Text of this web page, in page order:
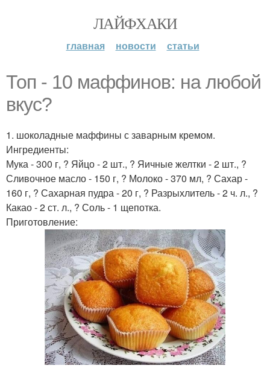
ЛАЙФХАКИ
главная новости статьи
Топ - 10 маффинов: на любой
вкус?
1. шоколадные маффины с заварным кремом.
Ингредиенты:
Мука - 300 г, ? Яйцо - 2 шт., ? Яичные желтки - 2 шт., ?
Сливочное масло - 150 г, ? Молоко - 370 мл, ? Сахар -
160 г, ? Сахарная пудра - 20 г, ? Разрыхлитель - 2 ч. л., ?
Какао - 2 ст. л., ? Соль - 1 щепотка.
Приготовление: